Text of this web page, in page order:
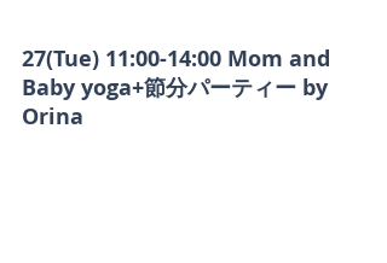
27(Tue) 11:00-14:00 Mom and
Baby yoga+節分パーティー by
Orina